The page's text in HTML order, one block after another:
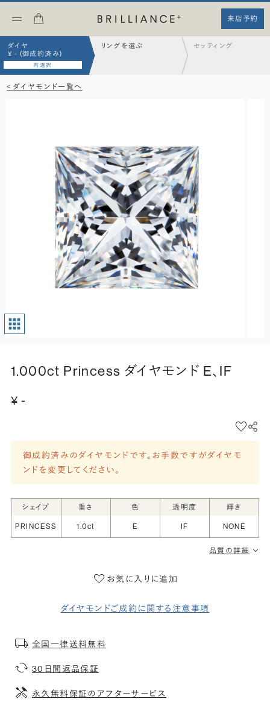
来店予約
ダイヤ
¥ - (御成約済み)
再選択
リングを選ぶ セッティング
< ダイヤモンド一覧へ
1.000ct Princess ダイヤモンド E、IF
¥ -
御成約済みのダイヤモンドです。お手数ですがダイヤモ
ンドを変更してください。
シェイプ 重さ 色 透明度 輝き
PRINCESS 1.0ct E IF NONE
品質の詳細
お気に入りに追加
ダイヤモンドご成約に関する注意事項
全国一律送料無料
30日間返品保証
永久無料保証のアフターサービス